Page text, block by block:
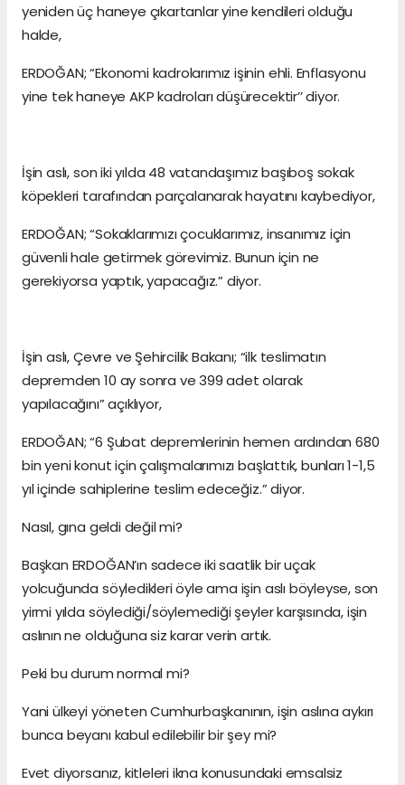
yeniden üç haneye çıkartanlar yine kendileri olduğu
halde,
ERDOĞAN; “Ekonomi kadrolarımız işinin ehli. Enflasyonu
yine tek haneye AKP kadroları düşürecektir’’ diyor.
İşin aslı, son iki yılda 48 vatandaşımız başıboş sokak
köpekleri tarafından parçalanarak hayatını kaybediyor,
ERDOĞAN; “Sokaklarımızı çocuklarımız, insanımız için
güvenli hale getirmek görevimiz. Bunun için ne
gerekiyorsa yaptık, yapacağız.” diyor.
İşin aslı, Çevre ve Şehircilik Bakanı; “ilk teslimatın
depremden 10 ay sonra ve 399 adet olarak
yapılacağını” açıklıyor,
ERDOĞAN; “6 Şubat depremlerinin hemen ardından 680
bin yeni konut için çalışmalarımızı başlattık, bunları 1-1,5
yıl içinde sahiplerine teslim edeceğiz.” diyor.
Nasıl, gına geldi değil mi?
Başkan ERDOĞAN’ın sadece iki saatlik bir uçak
yolcuğunda söyledikleri öyle ama işin aslı böyleyse, son
yirmi yılda söylediği/söylemediği şeyler karşısında, işin
aslının ne olduğuna siz karar verin artık.
Peki bu durum normal mi?
Yani ülkeyi yöneten Cumhurbaşkanının, işin aslına aykırı
bunca beyanı kabul edilebilir bir şey mi?
Evet diyorsanız, kitleleri ikna konusundaki emsalsiz